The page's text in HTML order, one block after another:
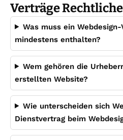
Verträge
Was muss ein
mindestens enthalten?
Wem gehören die
erstellten Website?
Wie unterscheiden sich
Dienstvertrag beim